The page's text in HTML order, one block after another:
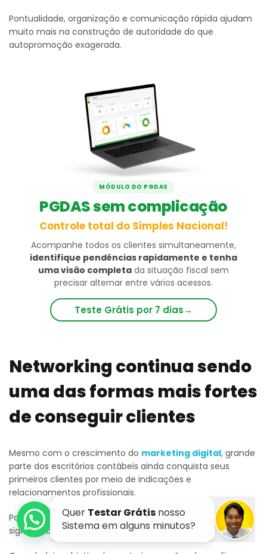
Pontualidade, organização e comunicação rápida ajudam
muito mais na construção de autoridade do que
autopromoção exagerada.
MÓDULO DO PGDAS
PGDAS sem complicação
Controle total do Simples Nacional!
Acompanhe todos os clientes simultaneamente,
identifique pendências rapidamente e tenha
uma visão completa da situação fiscal sem
precisar alternar entre vários acessos.
Teste Grátis por 7 dias→
Networking continua sendo
uma das formas mais fortes
de conseguir clientes
Mesmo com o crescimento do marketing digital, grande
parte dos escritórios contábeis ainda conquista seus
primeiros clientes por meio de indicações e
relacionamentos profissionais.
Por isso, é importante entender que networking não
significa apenas aumentar sua lista de contatos.